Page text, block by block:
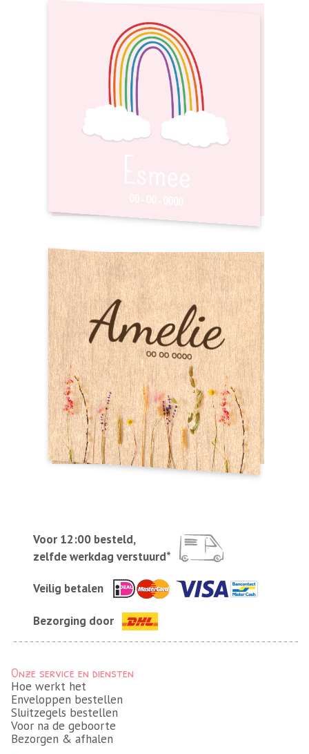
Voor 12:00 besteld,
zelfde werkdag verstuurd*
Veilig betalen
Bezorging door
Onze service en diensten
Hoe werkt het
Enveloppen bestellen
Sluitzegels bestellen
Voor na de geboorte
Bezorgen & afhalen